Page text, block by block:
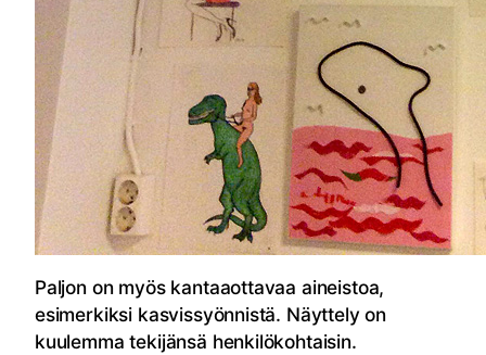
Paljon on myös kantaaottavaa aineistoa,
esimerkiksi kasvissyönnistä. Näyttely on
kuulemma tekijänsä henkilökohtaisin.